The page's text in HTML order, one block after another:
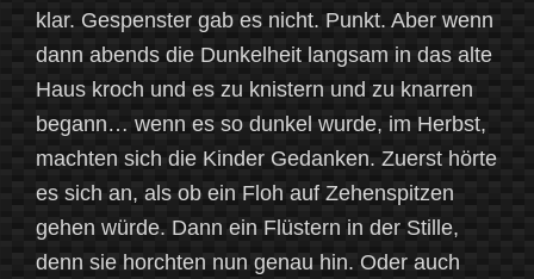
klar. Gespenster gab es nicht. Punkt. Aber wenn
dann abends die Dunkelheit langsam in das alte
Haus kroch und es zu knistern und zu knarren
begann… wenn es so dunkel wurde, im Herbst,
machten sich die Kinder Gedanken. Zuerst hörte
es sich an, als ob ein Floh auf Zehenspitzen
gehen würde. Dann ein Flüstern in der Stille,
denn sie horchten nun genau hin. Oder auch